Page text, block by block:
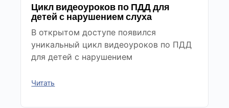
Цикл видеоуроков по ПДД для
детей с нарушением слуха
В открытом доступе появился
уникальный цикл видеоуроков по ПДД
для детей с нарушением
Читать